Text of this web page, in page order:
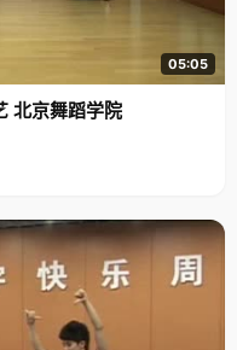
05:05
北京舞蹈学院